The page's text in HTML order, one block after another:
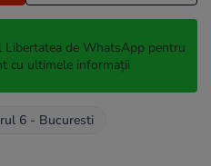
de WhatsApp pentru
cu ultimele informații
6 - Bucuresti